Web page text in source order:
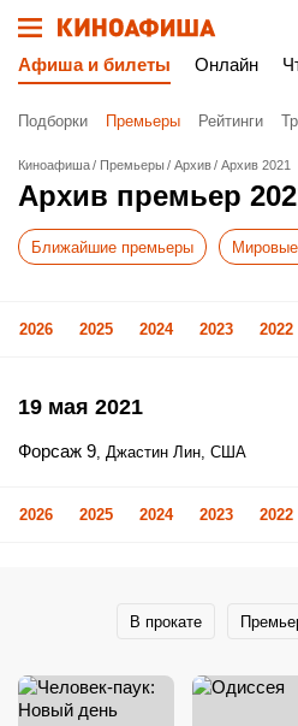
Афиша и билеты Онлайн
Подборки Премьеры Рейтинги
Киноафиша Премьеры Архив Архив 2021
Архив премьер
Ближайшие премьеры
2026 2025 2024 2023 2022
19 мая 2021
Форсаж 9, Джастин Лин, США
2026 2025 2024 2023 2022
В прокате